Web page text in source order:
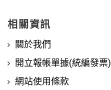
相關資訊
關於我們
開立報帳單據(統編發票)
網站使用條款